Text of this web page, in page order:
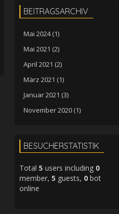
BEITRAGSARCHIV
Mai 2024(1)
Mai 2021 (2)
April 2021 (2)
März 2021 (1)
Januar 2021 (3)
November 2020 (1)
BESUCHERSTATISTIK
Total 5 users including 0
member, 5 guests, 0 bot
online